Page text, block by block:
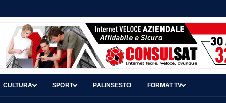
CULTURA SPORT PALINSESTO FORMAT TV